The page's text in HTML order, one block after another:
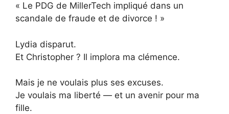
« Le PDG de MillerTech impliqué dans un
scandale de fraude et de divorce ! »
Lydia disparut.
Et Christopher ? Il implora ma clémence.
Mais je ne voulais plus ses excuses.
Je voulais ma liberté — et un avenir pour ma
fille.